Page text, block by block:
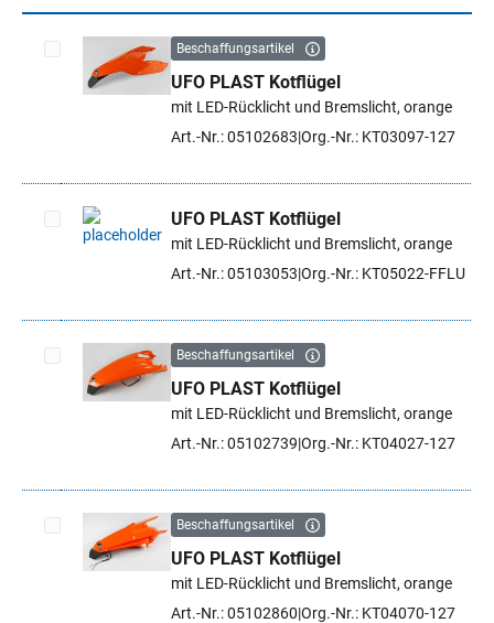
Artikel auswählen
Beschaffungsartikel
UFO PLAST Kotflügel
mit LED-Rücklicht und Bremslicht, orange
Art.-Nr.: 05102683 Org.-Nr.: KT03097-127
Artikel auswählen
UFO PLAST Kotflügel
mit LED-Rücklicht und Bremslicht, orange
Art.-Nr.: 05103053 Org.-Nr.: KT05022-FFLU
Artikel auswählen
Beschaffungsartikel
UFO PLAST Kotflügel
mit LED-Rücklicht und Bremslicht, orange
Art.-Nr.: 05102739 Org.-Nr.: KT04027-127
Artikel auswählen
Beschaffungsartikel
UFO PLAST Kotflügel
mit LED-Rücklicht und Bremslicht, orange
Art.-Nr.: 05102860 Org.-Nr.: KT04070-127